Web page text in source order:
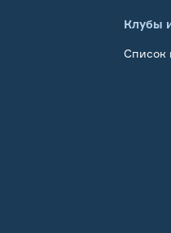
Клубы
Список